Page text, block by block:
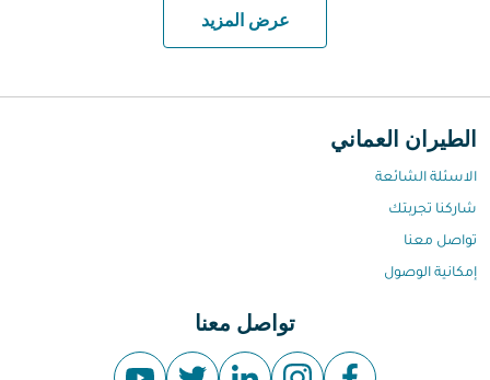
عرض المزيد
الطيران العماني
الاسئلة الشائعة
شاركنا تجربتك
تواصل معنا
إمكانية الوصول
تواصل معنا